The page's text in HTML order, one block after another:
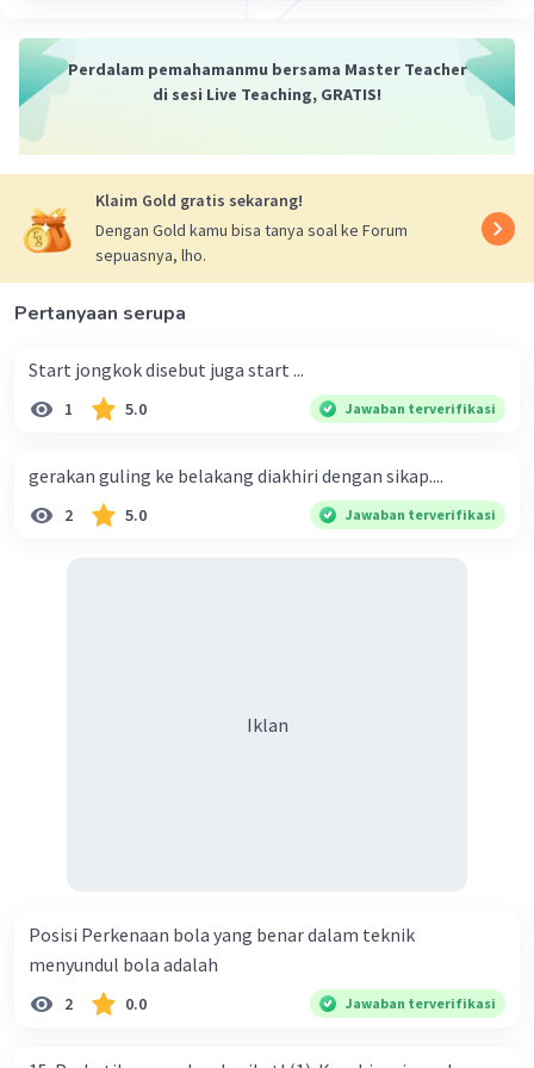
Perdalam pemahamanmu bersama Master Teacher
di sesi Live Teaching, GRATIS!
Klaim Gold gratis sekarang!
Dengan Gold kamu bisa tanya soal ke Forum
sepuasnya, lho.
Pertanyaan serupa
Start jongkok disebut juga start ...
1 5.0 Jawaban terverifikasi
gerakan guling ke belakang diakhiri dengan sikap....
2 5.0 Jawaban terverifikasi
Iklan
Posisi Perkenaan bola yang benar dalam teknik
menyundul bola adalah​
2 0.0 Jawaban terverifikasi